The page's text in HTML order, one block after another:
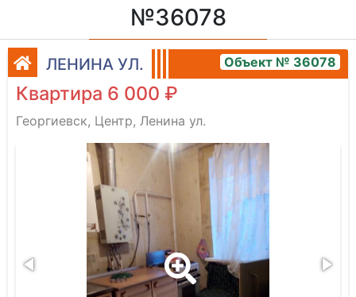
№36078
ЛЕНИНА УЛ. Объект № 36078
Квартира 6 000 ₽
Георгиевск, Центр, Ленина ул.